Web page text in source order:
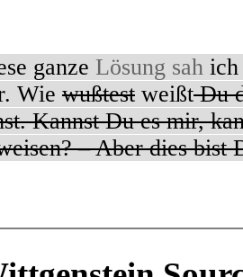
ganze Lösung sah
Wie wußtest weißtDu
Kannst Du es mir,
– Aber dies bist